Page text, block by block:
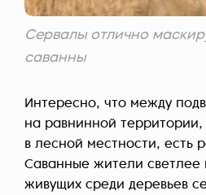
Сервалы отлично
саванны
Интересно, что между
на равнинной территории,
в лесной местности, есть
Саванные жители светлее
живущих среди деревьев